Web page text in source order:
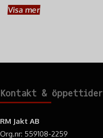
vildmarkspackning
Visa mer
Kontakt & öppettider
RM Jakt AB
Org.nr: 559108-2259